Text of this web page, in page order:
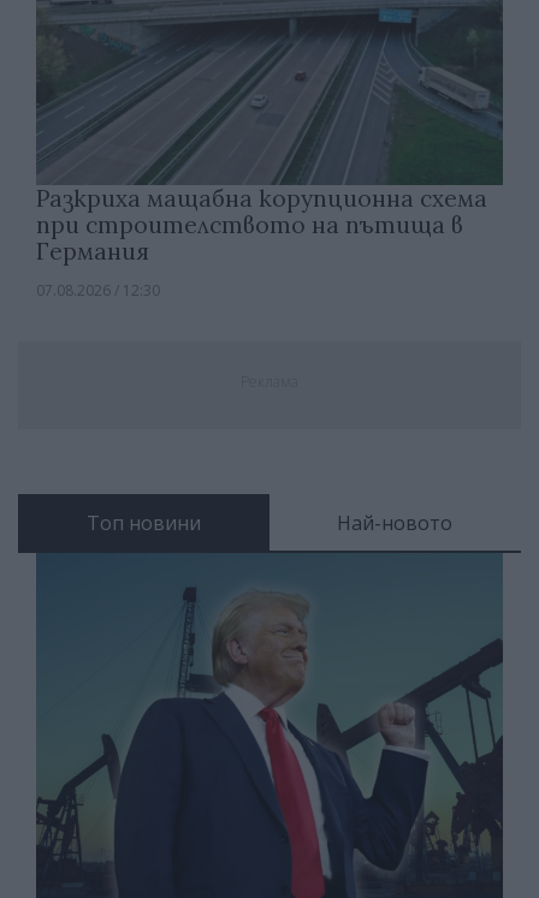
Разкриха мащабна корупционна схема
при строителството на пътища в
Германия
07.08.2026 / 12:30
Топ новини Най-новото